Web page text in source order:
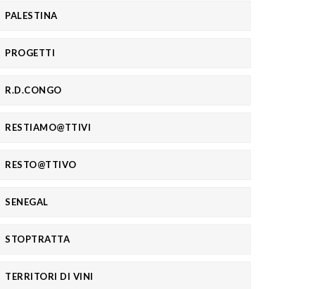
PALESTINA
PROGETTI
R.D.CONGO
RESTIAMO@TTIVI
RESTO@TTIVO
SENEGAL
STOPTRATTA
TERRITORI DI VINI